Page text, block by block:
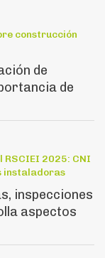
construcción
de
de
RSCIEI 2025: CNI
instaladoras
inspecciones
aspectos